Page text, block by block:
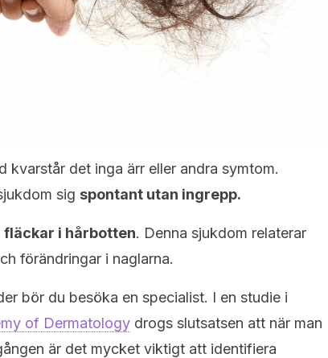
kvarstår det inga ärr eller andra symtom.
sig spontant utan ingrepp.
fläckar i hårbotten. Denna sjukdom relaterar
förändringar i naglarna.
bör du besöka en specialist. I en studie i
of Dermatology drogs slutsatsen att när man
är det mycket viktigt att identifiera